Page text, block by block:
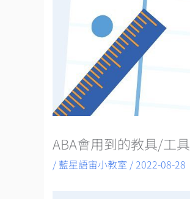
ABA會用到的教具/工具
/ 藍星語宙小教室 /2022-08-28